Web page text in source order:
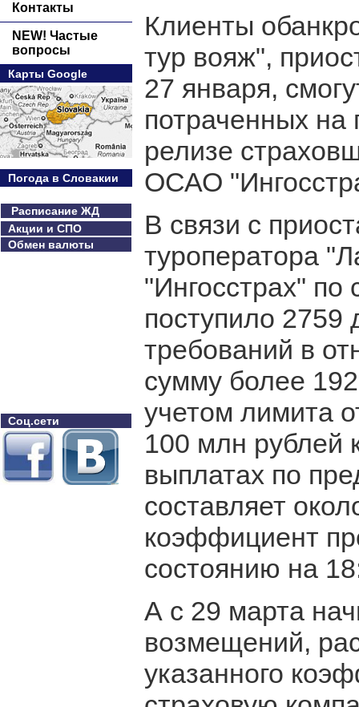
Контакты
NEW! Частые
вопросы
Карты Google
Погода в Словакии
Расписание ЖД
Акции и СПО
Обмен валюты
Соц.сети
Клиенты
тур вояж",
27 января,
потраченных на
релизе
ОСАО
В связи с
туроператора
"Ингосстрах" по
поступило 2759
требований в
сумму более
учетом лимита
100 млн рублей
выплатах по
составляет
коэффициент
состоянию на
А с 29 марта
возмещений,
указанного